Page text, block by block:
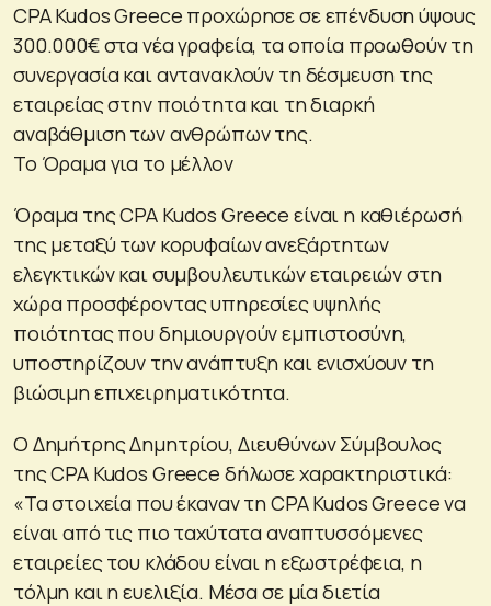
CPA Kudos Greece προχώρησε σε επένδυση ύψους
300.000€ στα νέα γραφεία, τα οποία προωθούν τη
συνεργασία και αντανακλούν τη δέσμευση της
εταιρείας στην ποιότητα και τη διαρκή
αναβάθμιση των ανθρώπων της.
Το Όραμα για το μέλλον
Όραμα της CPA Kudos Greece είναι η καθιέρωσή
της μεταξύ των κορυφαίων ανεξάρτητων
ελεγκτικών και συμβουλευτικών εταιρειών στη
χώρα προσφέροντας υπηρεσίες υψηλής
ποιότητας που δημιουργούν εμπιστοσύνη,
υποστηρίζουν την ανάπτυξη και ενισχύουν τη
βιώσιμη επιχειρηματικότητα.
Ο Δημήτρης Δημητρίου, Διευθύνων Σύμβουλος
της CPA Kudos Greece δήλωσε χαρακτηριστικά:
«Τα στοιχεία που έκαναν τη CPA Kudos Greece να
είναι από τις πιο ταχύτατα αναπτυσσόμενες
εταιρείες του κλάδου είναι η εξωστρέφεια, η
τόλμη και η ευελιξία. Μέσα σε μία διετία